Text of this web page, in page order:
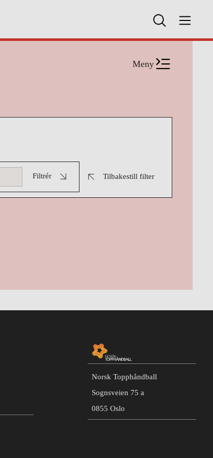
Meny
Filtrér Tilbakestill filter
Norsk Topphåndball
Sognsveien 75 a
0855 Oslo